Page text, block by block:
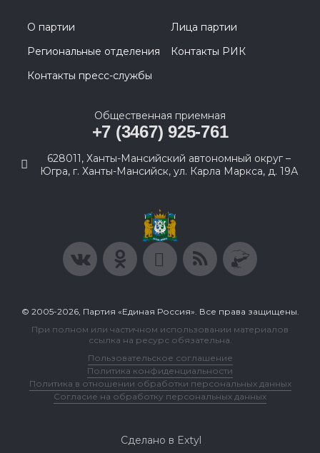
О партии
Лица партии
Региональные отделения
Контакты РИК
Контакты пресс-службы
Общественная приемная
+7 (3467) 925-761
628011, Ханты-Мансийский автономный округ –
Югра, г. Ханты-Мансийск, ул. Карла Маркса, д. 19А
© 2005-2026, Партия «Единая Россия». Все права защищены.
При полном или частичном использовании материалов
ссылка на ресурс обязательна.
Пользовательское соглашение
Политика конфиденциальности
Политика в отношении обработки персональных данных
Согласие на обработку персональных данных
Сделано в Extyl